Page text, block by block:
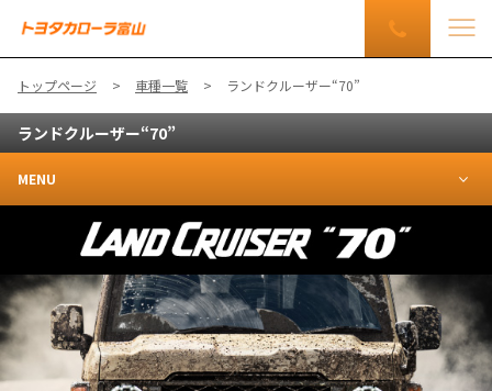
トップページ 車種一覧 ランドクルーザー“70”
ランドクルーザー“70”
MENU